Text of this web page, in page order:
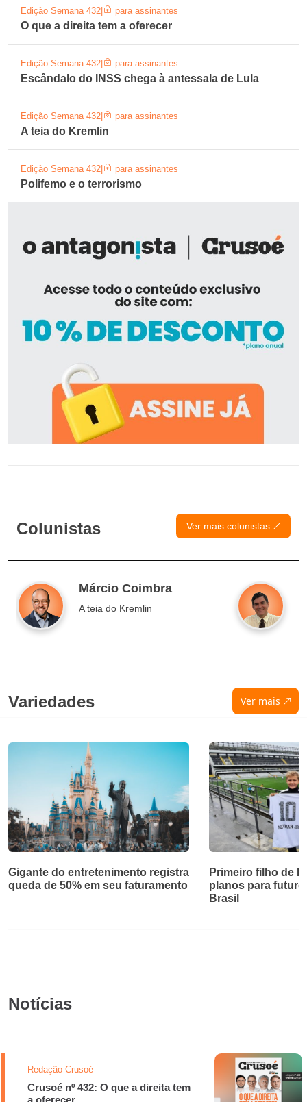
Edição Semana 432| para assinantes
O que a direita tem a oferecer
Edição Semana 432| para assinantes
Escândalo do INSS chega à antessala de Lula
Edição Semana 432| para assinantes
A teia do Kremlin
Edição Semana 432| para assinantes
Polifemo e o terrorismo
Colunistas Ver mais colunistas
Márcio Coimbra
A teia do Kremlin
Variedades Ver mais
Gigante do entretenimento registra
queda de 50% em seu faturamento
Primeiro filho de
planos para
Brasil
Notícias
Redação Crusoé
Crusoé nº 432: O que a direita tem